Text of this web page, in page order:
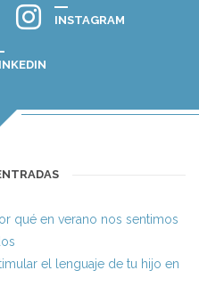
INSTAGRAM
qué en verano nos sentimos
el lenguaje de tu hijo en